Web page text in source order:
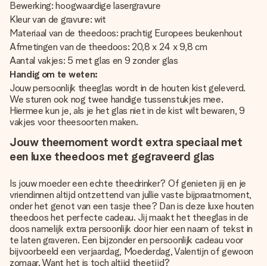
Bewerking: hoogwaardige lasergravure
Kleur van de gravure: wit
Materiaal van de theedoos: prachtig Europees beukenhout
Afmetingen van de theedoos: 20,8 x 24 x 9,8 cm
Aantal vakjes: 5 met glas en 9 zonder glas
Handig om te weten:
Jouw persoonlijk theeglas wordt in de houten kist geleverd.
We sturen ook nog twee handige tussenstukjes mee.
Hiermee kun je, als je het glas niet in de kist wilt bewaren, 9
vakjes voor theesoorten maken.
Jouw theemoment wordt extra speciaal met
een luxe theedoos met gegraveerd glas
Is jouw moeder een echte theedrinker? Of genieten jij en je
vriendinnen altijd ontzettend van jullie vaste bijpraatmoment,
onder het genot van een tasje thee? Dan is deze luxe houten
theedoos het perfecte cadeau. Jij maakt het theeglas in de
doos namelijk extra persoonlijk door hier een naam of tekst in
te laten graveren. Een bijzonder en persoonlijk cadeau voor
bijvoorbeeld een verjaardag, Moederdag, Valentijn of gewoon
zomaar. Want het is toch altijd theetijd?